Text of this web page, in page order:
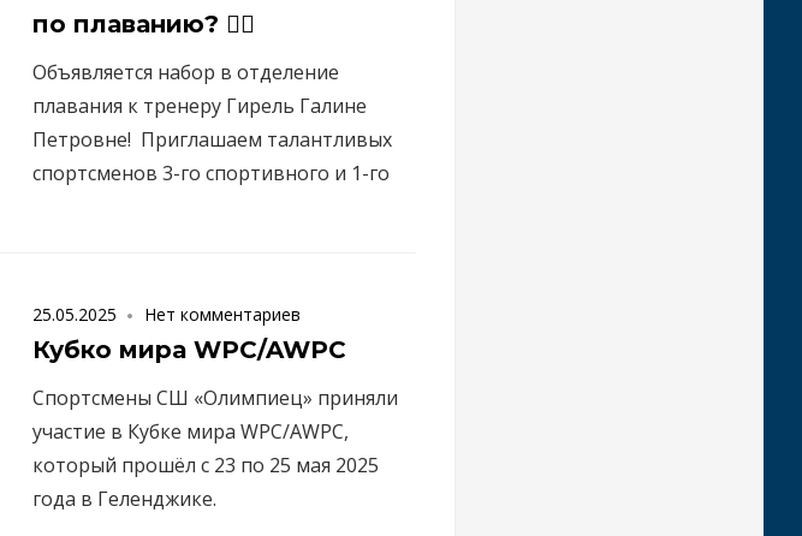
по плаванию? 🏊‍♂
Объявляется набор в отделение
плавания к тренеру Гирель Галине
Петровне! Приглашаем талантливых
спортсменов 3-го спортивного и 1-го
25.05.2025 Нет комментариев
Кубко мира WPC/AWPC
Спортсмены СШ «Олимпиец» приняли
участие в Кубке мира WPC/AWPC,
который прошёл с 23 по 25 мая 2025
года в Геленджике.